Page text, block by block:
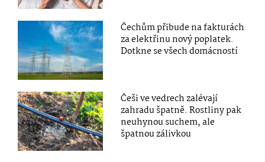
Čechům přibude na fakturách
za elektřinu nový poplatek.
Dotkne se všech domácností
Češi ve vedrech zalévají
zahradu špatně. Rostliny pak
neuhynou suchem, ale
špatnou zálivkou